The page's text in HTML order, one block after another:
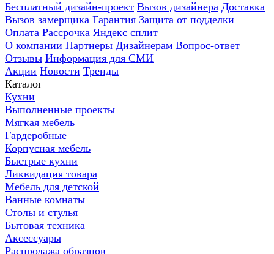
Бесплатный дизайн-проект Вызов дизайнера Доставка
Вызов замерщика Гарантия Защита от подделки
Оплата Рассрочка Яндекс сплит
О компании Партнеры Дизайнерам Вопрос-ответ
Отзывы Информация для СМИ
Акции Новости Тренды
Каталог
Кухни
Выполненные проекты
Мягкая мебель
Гардеробные
Корпусная мебель
Быстрые кухни
Ликвидация товара
Мебель для детской
Ванные комнаты
Столы и стулья
Бытовая техника
Аксессуары
Распродажа образцов